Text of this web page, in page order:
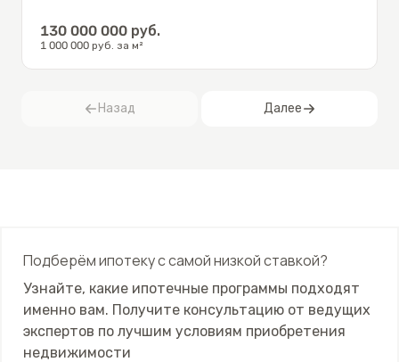
130 000 000 руб.
1 000 000 руб. за м²
Назад Далее
Подберём ипотеку с самой низкой ставкой?
Узнайте, какие ипотечные программы подходят
именно вам. Получите консультацию от ведущих
экспертов по лучшим условиям приобретения
недвижимости